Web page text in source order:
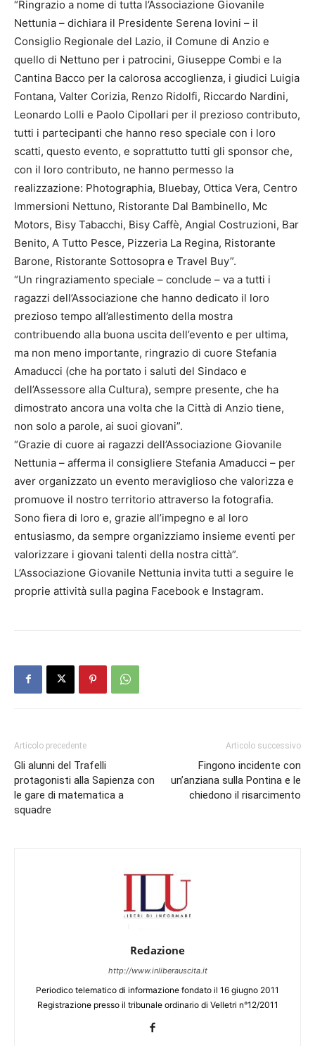
“Ringrazio a nome di tutta l’Associazione Giovanile
Nettunia – dichiara il Presidente Serena Iovini – il
Consiglio Regionale del Lazio, il Comune di Anzio e
quello di Nettuno per i patrocini, Giuseppe Combi e la
Cantina Bacco per la calorosa accoglienza, i giudici Luigia
Fontana, Valter Corizia, Renzo Ridolfi, Riccardo Nardini,
Leonardo Lolli e Paolo Cipollari per il prezioso contributo,
tutti i partecipanti che hanno reso speciale con i loro
scatti, questo evento, e soprattutto tutti gli sponsor che,
con il loro contributo, ne hanno permesso la
realizzazione: Photographia, Bluebay, Ottica Vera, Centro
Immersioni Nettuno, Ristorante Dal Bambinello, Mc
Motors, Bisy Tabacchi, Bisy Caffè, Angial Costruzioni, Bar
Benito, A Tutto Pesce, Pizzeria La Regina, Ristorante
Barone, Ristorante Sottosopra e Travel Buy”.
“Un ringraziamento speciale – conclude – va a tutti i
ragazzi dell’Associazione che hanno dedicato il loro
prezioso tempo all’allestimento della mostra
contribuendo alla buona uscita dell’evento e per ultima,
ma non meno importante, ringrazio di cuore Stefania
Amaducci (che ha portato i saluti del Sindaco e
dell’Assessore alla Cultura), sempre presente, che ha
dimostrato ancora una volta che la Città di Anzio tiene,
non solo a parole, ai suoi giovani”.
“Grazie di cuore ai ragazzi dell’Associazione Giovanile
Nettunia – afferma il consigliere Stefania Amaducci – per
aver organizzato un evento meraviglioso che valorizza e
promuove il nostro territorio attraverso la fotografia.
Sono fiera di loro e, grazie all’impegno e al loro
entusiasmo, da sempre organizziamo insieme eventi per
valorizzare i giovani talenti della nostra città”.
L’Associazione Giovanile Nettunia invita tutti a seguire le
proprie attività sulla pagina Facebook e Instagram.
Articolo precedente
Gli alunni del Trafelli
protagonisti alla Sapienza con
le gare di matematica a
squadre
Articolo successivo
Fingono incidente con
un’anziana sulla Pontina e le
chiedono il risarcimento
Redazione
http://www.inliberauscita.it
Periodico telematico di informazione fondato il 16 giugno 2011
Registrazione presso il tribunale ordinario di Velletri n°12/2011